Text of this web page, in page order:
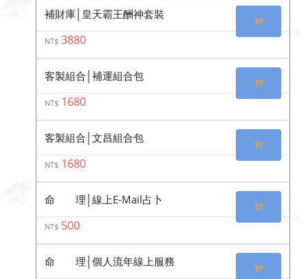
補財庫│皇天霸王酬神套裝
NT$ 3880
客製組合│補運組合包
NT$ 1680
客製組合│文昌組合包
NT$ 1680
命 理│線上E-Mail占卜
NT$ 500
命 理│個人流年線上服務